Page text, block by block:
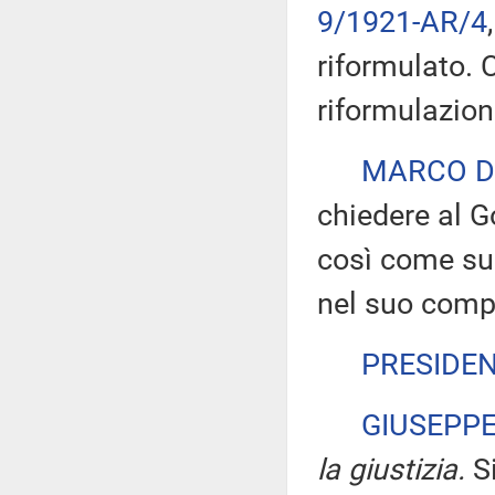
9/1921-AR/4
riformulato.
MARCO
chiedere al
così come
nel suo
la giustizia.